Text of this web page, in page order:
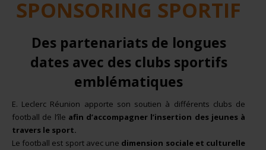
SPONSORING SPORTIF
Des partenariats de longues
dates avec des clubs sportifs
emblématiques
E. Leclerc Réunion apporte son soutien à différents clubs de
football de l’île afin d’accompagner l’insertion des jeunes à
travers le sport.
Le football est sport avec une dimension sociale et culturelle